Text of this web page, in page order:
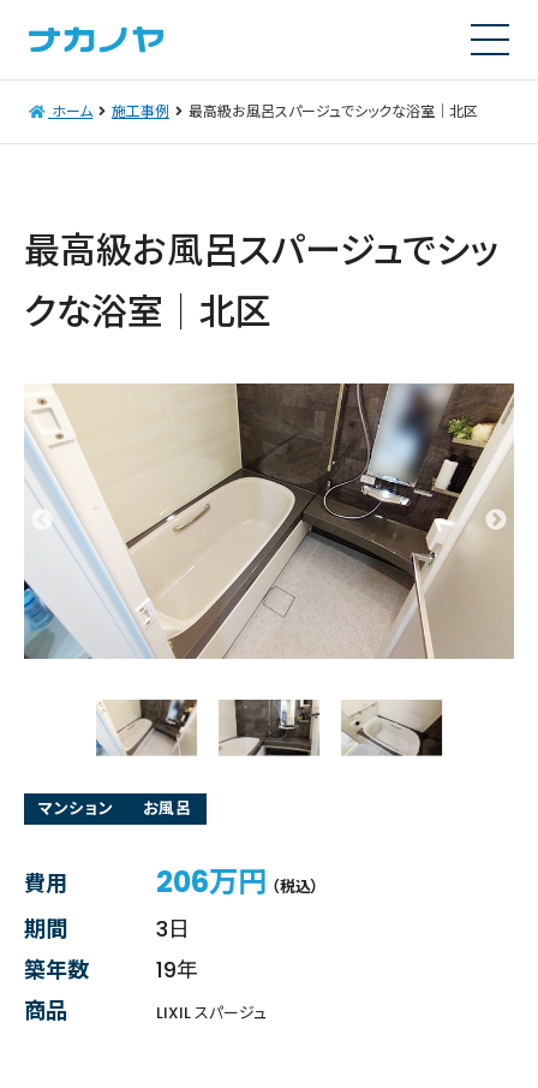
ホーム 施工事例 最高級お風呂スパージュでシックな浴室│北区
最高級お風呂スパージュでシッ
クな浴室│北区
マンション お風呂
費用 206万円 （税込）
期間
3日
築年数
19年
商品
LIXIL スパージュ